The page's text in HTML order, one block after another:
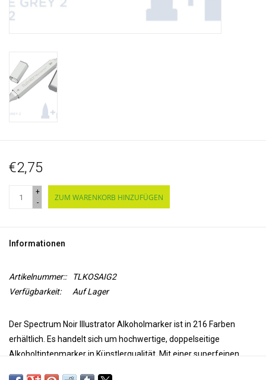
€2,75
+
-
ZUM WARENKORB HINZUFÜGEN
Informationen
Artikelnummer::
TLKOSAIG2
Verfügbarkeit:
Auf Lager
Der Spectrum Noir Illustrator Alkoholmarker ist in 216 Farben
erhältlich. Es handelt sich um hochwertige, doppelseitige
Alkoholtintenmarker in Künstlerqualität. Mit einer superfeinen